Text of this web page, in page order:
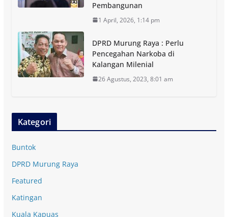
Pembangunan
1 April, 2026, 1:14 pm
DPRD Murung Raya : Perlu
Pencegahan Narkoba di
Kalangan Milenial
26 Agustus, 2023, 8:01 am
Kategori
Buntok
DPRD Murung Raya
Featured
Katingan
Kuala Kapuas